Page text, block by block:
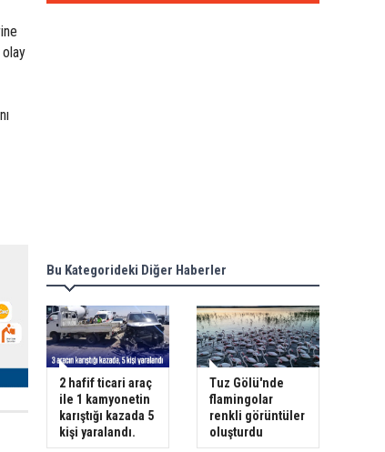
Bu Kategorideki Diğer Haberler
2 hafif ticari araç
ile 1 kamyonetin
karıştığı kazada 5
kişi yaralandı.
Tuz Gölü'nde
flamingolar
renkli görüntüler
oluşturdu